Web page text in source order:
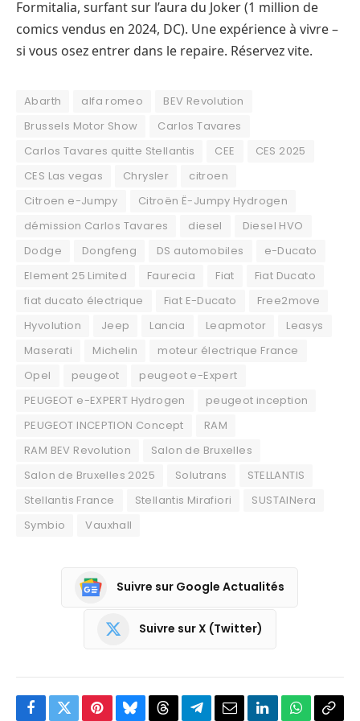
Formitalia, surfant sur l’aura du Joker (1 million de
comics vendus en 2024, DC). Une expérience à vivre –
si vous osez entrer dans le repaire. Réservez vite.
Abarth alfa romeo
BEV Revolution
Brussels Motor Show
Carlos Tavares
Carlos Tavares quitte Stellantis
CEE
CES 2025
CES Las vegas
Chrysler
citroen
Citroen e-Jumpy
Citroën Ë-Jumpy Hydrogen
démission Carlos Tavares
diesel
Diesel HVO
Dodge
Dongfeng DS automobiles
e-Ducato
Element 25 Limited
Faurecia Fiat
Fiat Ducato
fiat ducato électrique
Fiat E-Ducato
Free2move
Hyvolution
Jeep Lancia Leapmotor
Leasys
Maserati
Michelin
moteur électrique France
Opel
peugeot
peugeot e-Expert
PEUGEOT e-EXPERT Hydrogen
peugeot inception
PEUGEOT INCEPTION Concept
RAM
RAM BEV Revolution
Salon de Bruxelles
Salon de Bruxelles 2025
Solutrans
STELLANTIS
Stellantis France
Stellantis Mirafiori
SUSTAINera
Symbio
Vauxhall
Suivre sur Google Actualités
Suivre sur X (Twitter)